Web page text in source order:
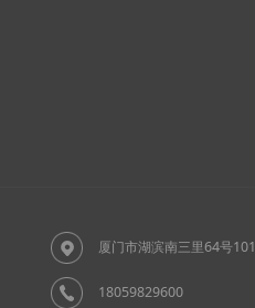
厦门市湖滨南三里64号101
18059829600